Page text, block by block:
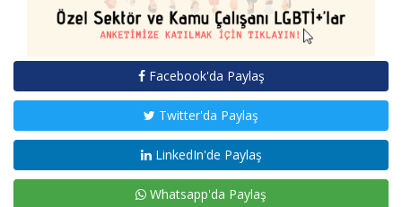
Facebook'da Paylaş
Twitter'da Paylaş
LinkedIn'de Paylaş
Whatsapp'da Paylaş